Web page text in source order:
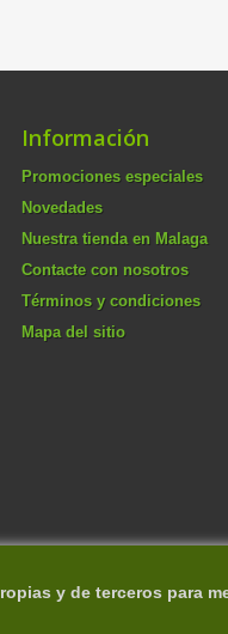
Información
Promociones especiales
Novedades
Nuestra tienda en Malaga
Contacte con nosotros
Términos y condiciones
Mapa del sitio
y de terceros para